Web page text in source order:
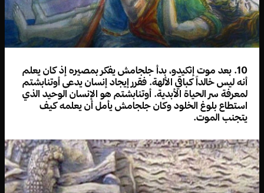
10. بعد موت إنكيدو، بدأ جلجامش يفكر بمصيره إذ كان يعلم
أنه ليس خالداً كباقي الألهة. فقرر إيجاد إنسان يدعى أوتنابشتم
لمعرفة سر الحياة الأبدية. أوتنابشتم هو الإنسان الوحيد الذي
استطاع بلوغ الخلود وكان جلجامش يأمل أن يعلمه كيف
يتجنب الموت.